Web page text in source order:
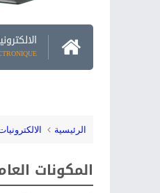
الرئيسية
المكونات